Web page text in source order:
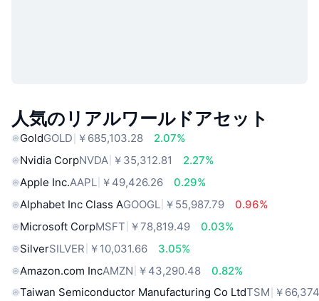
人気のリアルワールドアセット
GoldGOLD ￥685,103.28
2.07%
Nvidia CorpNVDA ￥35,312.81
2.27%
Apple Inc.AAPL ￥49,426.26
0.29%
Alphabet Inc Class AGOOGL ￥55,987.79
0.96%
Microsoft CorpMSFT ￥78,819.49
0.03%
SilverSILVER ￥10,031.66
3.05%
Amazon.com IncAMZN ￥43,290.48
0.82%
Taiwan Semiconductor Manufacturing Co LtdTSM ￥